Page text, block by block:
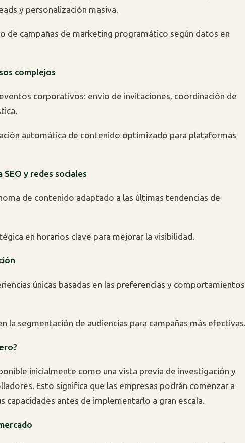
y personalización masiva.
de campañas de marketing programático según datos en
complejos
corporativos: envío de invitaciones, coordinación de
automática de contenido optimizado para plataformas
SEO y redes sociales
de contenido adaptado a las últimas tendencias de
en horarios clave para mejorar la visibilidad.
únicas basadas en las preferencias y comportamientos
la segmentación de audiencias para campañas más efectivas.
inicialmente como una vista previa de investigación y
Esto significa que las empresas podrán comenzar a
capacidades antes de implementarlo a gran escala.